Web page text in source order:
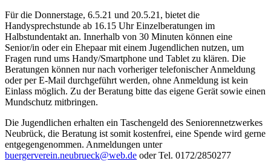
Für die Donnerstage, 6.5.21 und 20.5.21, bietet die
Handysprechstunde ab 16.15 Uhr Einzelberatungen im
Halbstundentakt an. Innerhalb von 30 Minuten können eine
Senior/in oder ein Ehepaar mit einem Jugendlichen nutzen, um
Fragen rund ums Handy/Smartphone und Tablet zu klären. Die
Beratungen können nur nach vorheriger telefonischer Anmeldung
oder per E-Mail durchgeführt werden, ohne Anmeldung ist kein
Einlass möglich. Zu der Beratung bitte das eigene Gerät sowie einen
Mundschutz mitbringen.
Die Jugendlichen erhalten ein Taschengeld des Seniorennetzwerkes
Neubrück, die Beratung ist somit kostenfrei, eine Spende wird gerne
entgegengenommen. Anmeldungen unter
buergerverein.neubrueck@web.de oder Tel. 0172/2850277